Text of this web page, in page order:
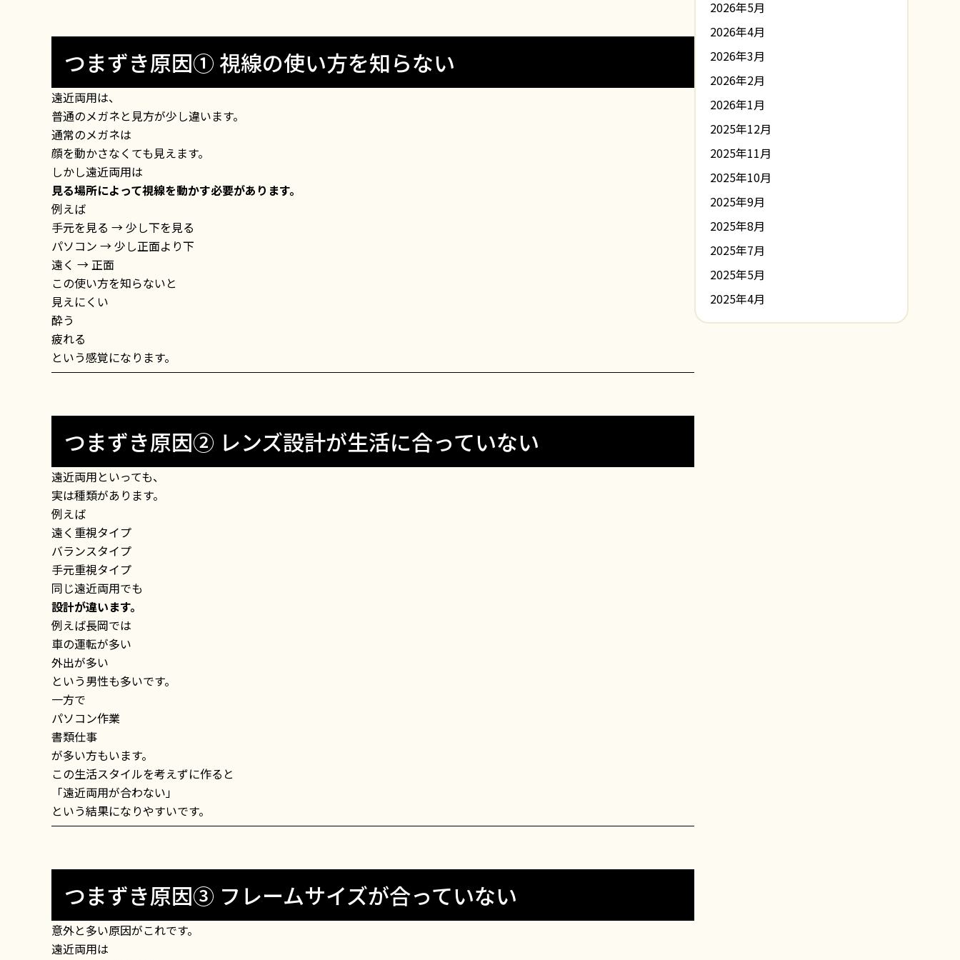
つまずき原因① 視線の使い方を知らない
遠近両用は、
普通のメガネと見方が少し違います。
通常のメガネは
顔を動かさなくても見えます。
しかし遠近両用は
見る場所によって視線を動かす必要があります。
例えば
手元を見る → 少し下を見る
パソコン → 少し正面より下
遠く → 正面
この使い方を知らないと
見えにくい
酔う
疲れる
という感覚になります。
つまずき原因② レンズ設計が生活に合っていない
遠近両用といっても、
実は種類があります。
例えば
遠く重視タイプ
バランスタイプ
手元重視タイプ
同じ遠近両用でも
設計が違います。
例えば長岡では
車の運転が多い
外出が多い
という男性も多いです。
一方で
パソコン作業
書類仕事
が多い方もいます。
この生活スタイルを考えずに作ると
「遠近両用が合わない」
という結果になりやすいです。
つまずき原因③ フレームサイズが合っていない
意外と多い原因がこれです。
遠近両用は
2026年5月
2026年4月
2026年3月
2026年2月
2026年1月
2025年12月
2025年11月
2025年10月
2025年9月
2025年8月
2025年7月
2025年5月
2025年4月